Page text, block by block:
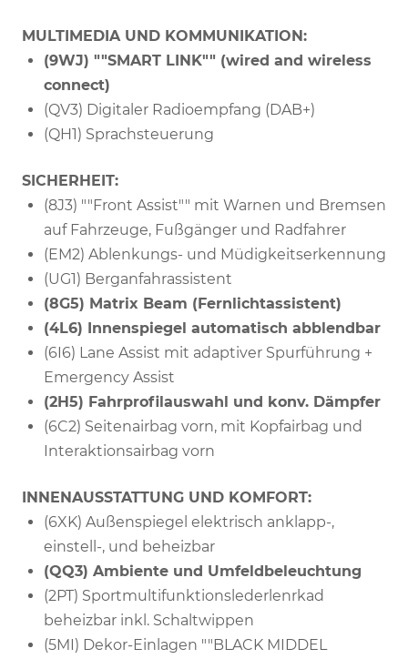
MULTIMEDIA UND KOMMUNIKATION:
(9WJ) ""SMART LINK"" (wired and wireless
connect)
(QV3) Digitaler Radioempfang (DAB+)
(QH1) Sprachsteuerung
SICHERHEIT:
(8J3) ""Front Assist"" mit Warnen und Bremsen
auf Fahrzeuge, Fußgänger und Radfahrer
(EM2) Ablenkungs- und Müdigkeitserkennung
(UG1) Berganfahrassistent
(8G5) Matrix Beam (Fernlichtassistent)
(4L6) Innenspiegel automatisch abblendbar
(6I6) Lane Assist mit adaptiver Spurführung +
Emergency Assist
(2H5) Fahrprofilauswahl und konv. Dämpfer
(6C2) Seitenairbag vorn, mit Kopfairbag und
Interaktionsairbag vorn
INNENAUSSTATTUNG UND KOMFORT:
(6XK) Außenspiegel elektrisch anklapp-,
einstell-, und beheizbar
(QQ3) Ambiente und Umfeldbeleuchtung
(2PT) Sportmultifunktionslederlenrkad
beheizbar inkl. Schaltwippen
(5MI) Dekor-Einlagen ""BLACK MIDDEL